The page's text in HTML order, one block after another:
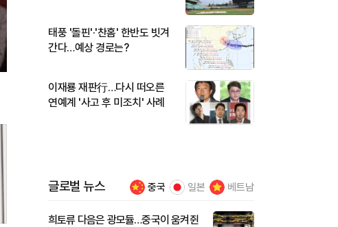
태풍 '돌핀'·'찬홈' 한반도 빗겨
간다…예상 경로는?
이재룡 재판行…다시 떠오른
연예계 '사고 후 미조치' 사례
글로벌 뉴스 중국 일본 베트남
희토류 다음은 광모듈…중국이 움켜쥔